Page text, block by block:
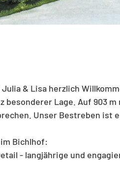
& Lisa herzlich
Lage. Auf 903
Unser Bestreben ist
Bichlhof:
- langjährige und